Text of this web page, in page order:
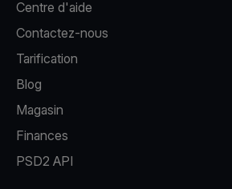
Centre d'aide
Contactez-nous
Tarification
Blog
Magasin
Finances
PSD2 API